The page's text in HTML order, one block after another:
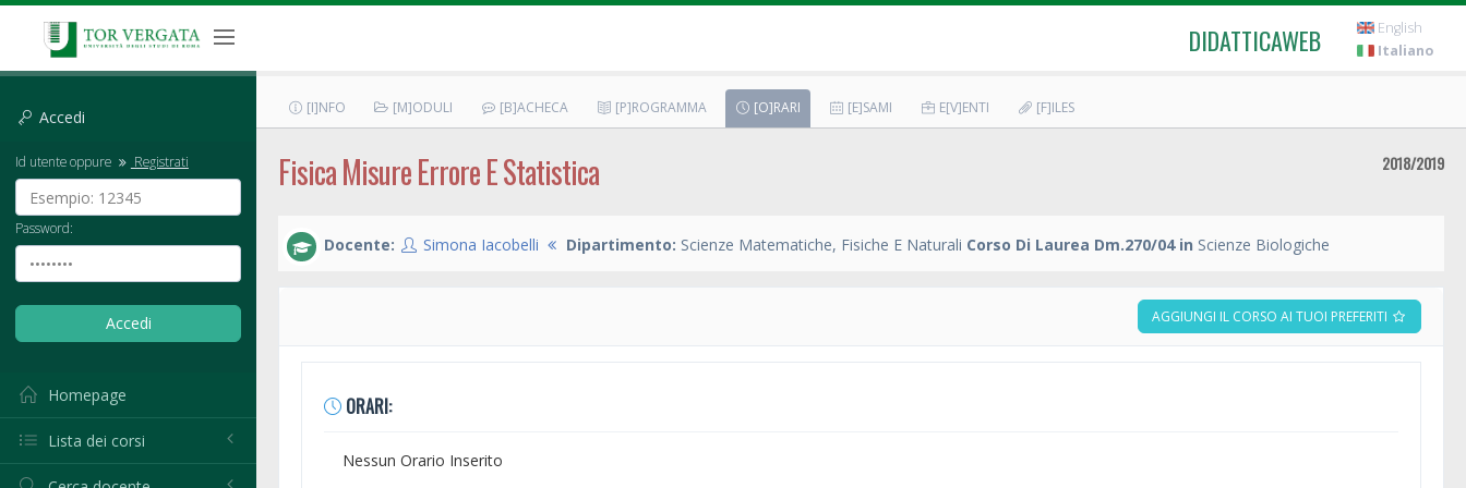
DIDATTICAWEB
English
Italiano
Accedi
Id utente oppure Registrati
Password:
Homepage
Lista dei corsi
[I]NFO [M]ODULI [B]ACHECA [P]ROGRAMMA [O]RARI [E]SAMI E[V]ENTI [F]ILES
Fisica Misure Errore E Statistica 2018/2019
Docente: Simona Iacobelli Dipartimento: Scienze Matematiche, Fisiche E Naturali Corso Di Laurea Dm.270/04 in Scienze Biologiche
AGGIUNGI IL CORSO AI TUOI PREFERITI
ORARI:
Nessun Orario Inserito